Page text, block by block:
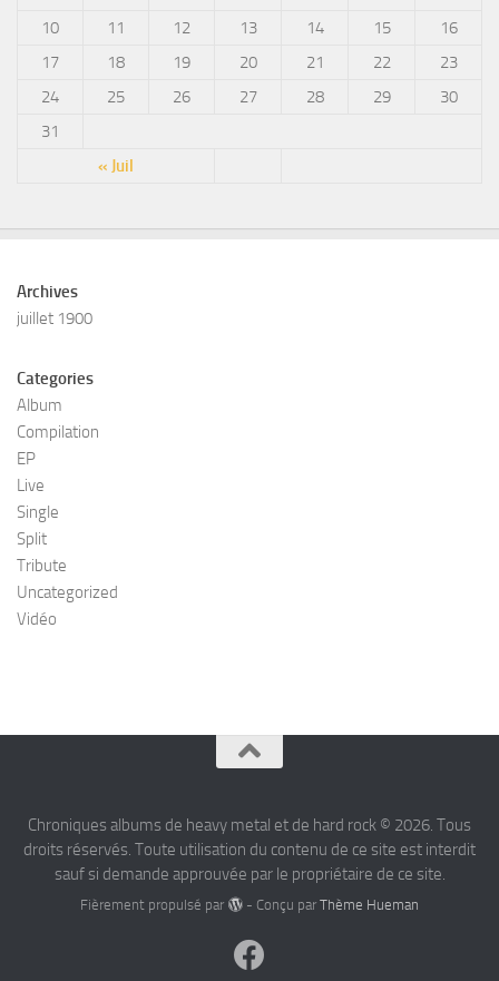
« Juil
10
11 12 13 14 15
16
17
18 19 20 21 22
23
24
25 26 27 28 29
30
31
Archives
juillet 1900
Categories
Album
Compilation
EP
Live
Single
Split
Tribute
Uncategorized
Vidéo
Chroniques albums de heavy metal et de hard rock © 2026. Tous
droits réservés. Toute utilisation du contenu de ce site est interdit
sauf si demande approuvée par le propriétaire de ce site.
Fièrement propulsé par - Conçu par Thème Hueman